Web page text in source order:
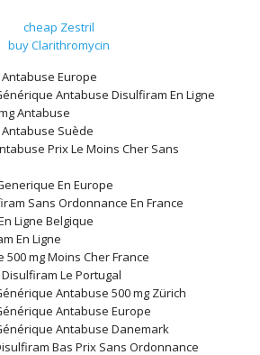
cheap Zestril
buy Clarithromycin
Europe
Antabuse Disulfiram En Ligne
Antabuse
Suède
Prix Le Moins Cher Sans
En Europe
Sans Ordonnance En France
Ligne Belgique
En Ligne
mg Moins Cher France
Le Portugal
Antabuse 500 mg Zürich
Antabuse Europe
Antabuse Danemark
Bas Prix Sans Ordonnance